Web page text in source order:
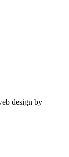
design by